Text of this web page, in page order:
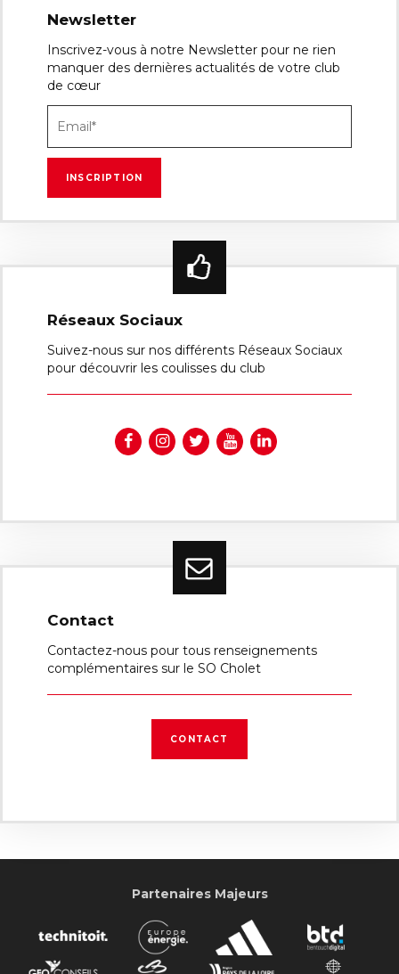
Newsletter
Inscrivez-vous à notre Newsletter pour ne rien
manquer des dernières actualités de votre club
de cœur
Réseaux Sociaux
Suivez-nous sur nos différents Réseaux Sociaux
pour découvrir les coulisses du club
Contact
Contactez-nous pour tous renseignements
complémentaires sur le SO Cholet
CONTACT
Partenaires Majeurs